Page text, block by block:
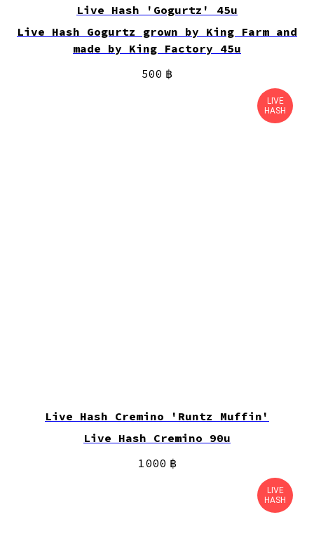
Live Hash 'Gogurtz' 45u
Live Hash Gogurtz grown by King Farm and
made by King Factory 45u
500 ฿
LIVE
HASH
Live Hash Cremino 'Runtz Muffin'
Live Hash Cremino 90u
1 000 ฿
LIVE
HASH